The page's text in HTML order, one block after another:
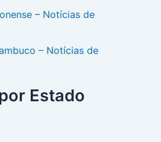
– Notícias de
– Notícias de
Estado